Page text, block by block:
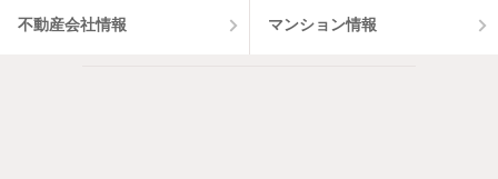
不動産会社情報 マンション情報